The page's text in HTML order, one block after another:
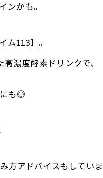
ンかも。
ム113】。
濃度酵素ドリンクで、
にも◎
方アドバイスもしてい